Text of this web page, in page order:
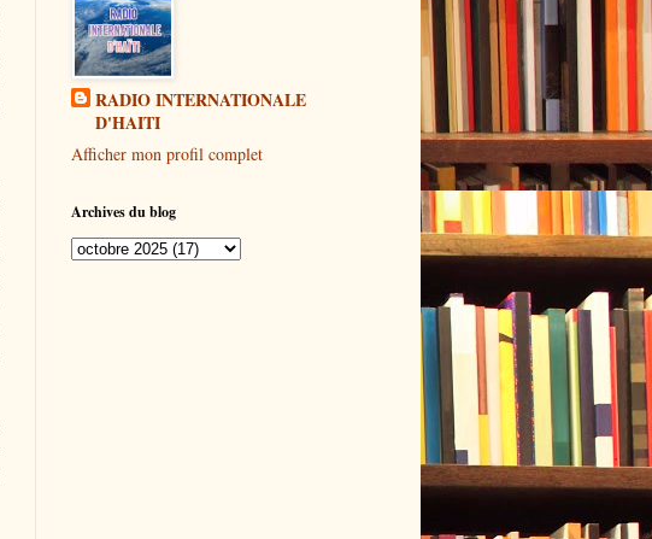
RADIO INTERNATIONALE
D'HAITI
Afficher mon profil complet
Archives du blog